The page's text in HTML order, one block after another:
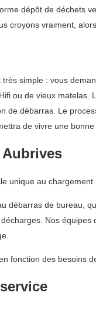
dépôt de déchets
croyons vraiment,
simple : vous
ou de vieux
de débarras. Le
de vivre une
Aubrives
unique au chargement
de bureau,
Nos
des besoins